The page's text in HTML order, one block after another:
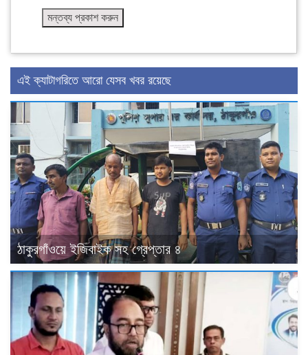
এই ক্যাটাগরিতে আরো যেসব খবর রয়েছে
ঠাকুরগাঁওয়ে ইজিবাইক সহ গ্রেপ্তার ৪